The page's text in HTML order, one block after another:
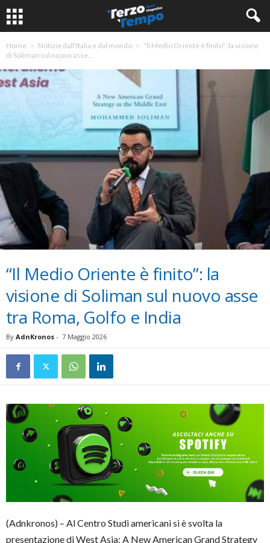
Home Notizie dall'Italia e dal mondo
“Il Medio Oriente è finito”: la visione
di Soliman sul nuovo asse...
“Il Medio Oriente è finito”: la
visione di Soliman sul nuovo asse
tra Roma, Golfo e India
By AdnKronos - 7 Maggio 2026
(Adnkronos) – Al Centro Studi americani si è svolta la
presentazione di West Asia: A New American Grand Strategy